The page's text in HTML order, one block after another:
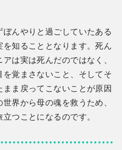
んやりと過ごしていたある
を知ることとなります。死ん
は実は死んだのではなく、
覚まさないこと、そしてそ
ま戻ってこないことが原因
界から母の魂を救うため、
立つことになるのです。